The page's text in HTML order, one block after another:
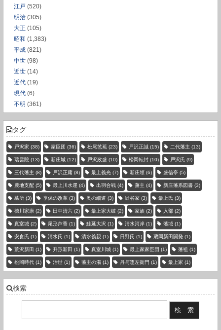
江戸 (520)
明治 (305)
大正 (105)
昭和 (1,383)
平成 (821)
中世 (98)
近世 (14)
近代 (19)
現代 (6)
不明 (361)
タグ
戸沢家 (38) 家臣団 (36) 松尾芭蕉 (23) 戸沢正誠 (15) 二代藩主 (13)
瑞雲院 (13) 新庄城 (12) 戸沢政盛 (10) 松岡転封 (10) 戸沢氏 (9)
三代藩主 (8) 戸沢正庸 (8) 最上義光 (7) 新庄領 (6) 盛信亭 (5)
農地支配 (5) 最上川水運 (4) 出羽合戦 (4) 藩主 (4) 新庄藩系図書 (3)
墓所 (3) 享保の改革 (3) 奥の細道 (3) 澁谷家 (3) 最上氏 (3)
徳川家康 (2) 田中清六 (2) 最上家大破 (2) 家族 (2) 入部 (2)
真室城 (2) 尾形芦香 (1) 鮭延大沢 (1) 清水河岸 (1) 藩域 (1)
安食氏 (1) 清水氏 (1) 清水義親 (1) 日野氏 (1) 蔵岡新田開発 (1)
荒沢新田 (1) 升形新田 (1) 真室川城 (1) 最上家家臣団 (1) 藩祖 (1)
松岡時代 (1) 治世 (1) 藩主の湯 (1) 丹与惣左衛門 (1) 最上家 (1)
検索